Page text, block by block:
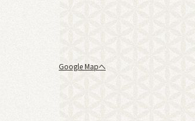
Google Mapへ